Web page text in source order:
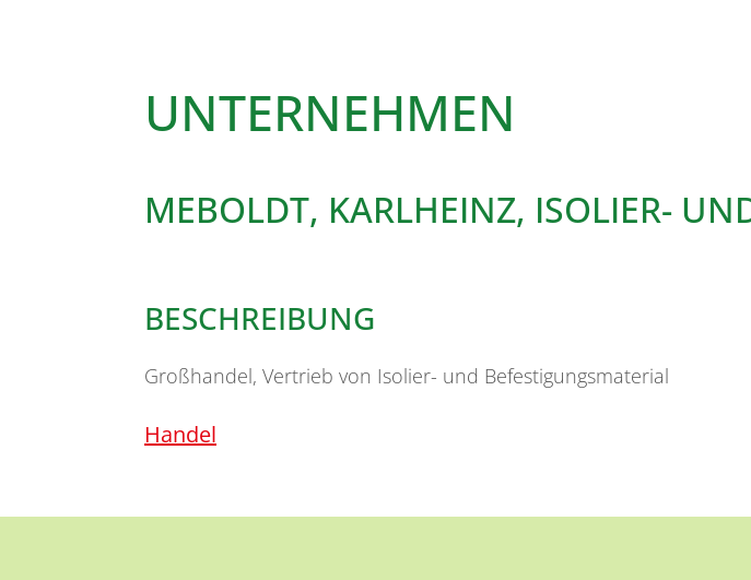
UNTERNEHMEN
MEBOLDT, KARLHEINZ, ISOLIER-
BESCHREIBUNG
Großhandel, Vertrieb von Isolier- und Befestigungsmaterial
Handel